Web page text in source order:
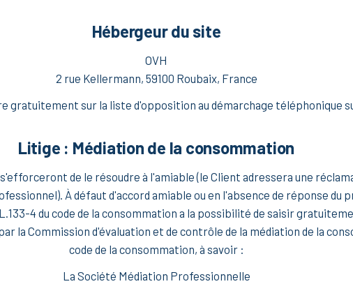
Hébergeur du site
OVH
2 rue Kellermann, 59100 Roubaix, France
gratuitement sur la liste d'opposition au démarchage téléphonique
Litige : Médiation de la consommation
de le résoudre à l'amiable (le Client adressera une
À défaut d'accord amiable ou en l'absence de réponse du
4 du code de la consommation a la possibilité de saisir
la Commission d'évaluation et de contrôle de la médiation de la
code de la consommation, à savoir :
La Société Médiation Professionnelle